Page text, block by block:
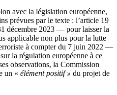
avec la législation européenne,
prévues par le texte : l’article 19
décembre 2023 — pour laisser la
applicable non plus pour la lutte
à compter du 7 juin 2022 —
la régulation européenne à ce
observations, la Commission
un « élément positif » du projet de